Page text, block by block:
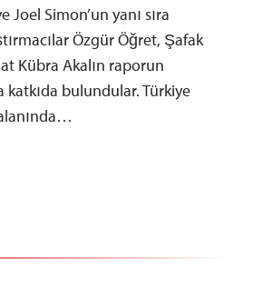
Joel Simon’un yanı sıra
Özgür Öğret, Şafak
Kübra Akalın raporun
katkıda bulundular. Türkiye